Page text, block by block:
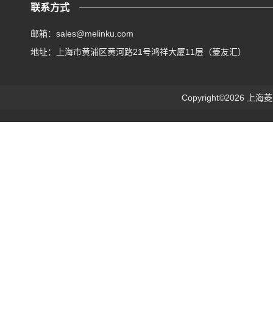
联系方式
邮箱：sales@melinku.com
地址：上海市黄浦区黄河路21号鸿祥大厦11层（菱友汇）
Copyright©2026 上海